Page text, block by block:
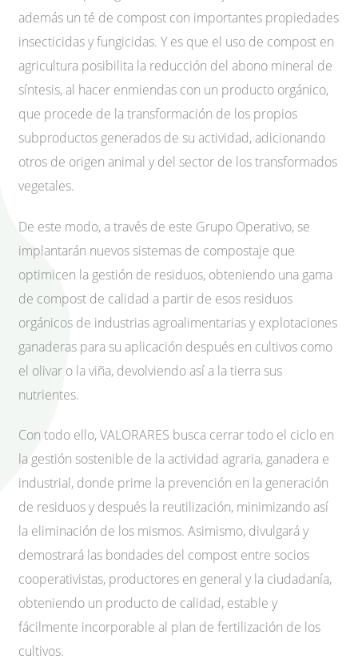
además un té de compost con importantes propiedades
insecticidas y fungicidas. Y es que el uso de compost en
agricultura posibilita la reducción del abono mineral de
síntesis, al hacer enmiendas con un producto orgánico,
que procede de la transformación de los propios
subproductos generados de su actividad, adicionando
otros de origen animal y del sector de los transformados
vegetales.
De este modo, a través de este Grupo Operativo, se
implantarán nuevos sistemas de compostaje que
optimicen la gestión de residuos, obteniendo una gama
de compost de calidad a partir de esos residuos
orgánicos de industrias agroalimentarias y explotaciones
ganaderas para su aplicación después en cultivos como
el olivar o la viña, devolviendo así a la tierra sus
nutrientes.
Con todo ello, VALORARES busca cerrar todo el ciclo en
la gestión sostenible de la actividad agraria, ganadera e
industrial, donde prime la prevención en la generación
de residuos y después la reutilización, minimizando así
la eliminación de los mismos. Asimismo, divulgará y
demostrará las bondades del compost entre socios
cooperativistas, productores en general y la ciudadanía,
obteniendo un producto de calidad, estable y
fácilmente incorporable al plan de fertilización de los
cultivos.